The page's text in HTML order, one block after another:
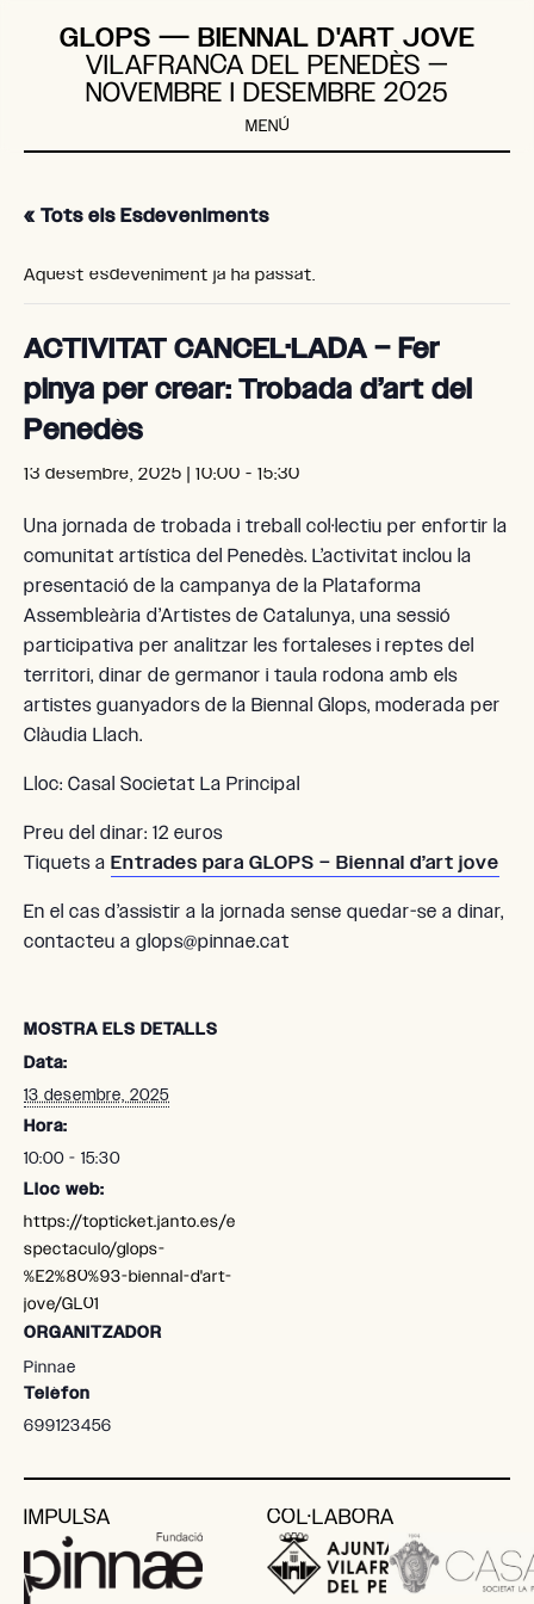
GLOPS ― BIENNAL D'ART JOVE
VILAFRANCA DEL PENEDÈS —
NOVEMBRE I DESEMBRE 2025
MENÚ
« Tots els Esdeveniments
Aquest esdeveniment ja ha passat.
ACTIVITAT CANCEL·LADA – Fer
pinya per crear: Trobada d’art del
Penedès
13 desembre, 2025 | 10:00 - 15:30
Una jornada de trobada i treball col·lectiu per enfortir la
comunitat artística del Penedès. L’activitat inclou la
presentació de la campanya de la Plataforma
Assembleària d’Artistes de Catalunya, una sessió
participativa per analitzar les fortaleses i reptes del
territori, dinar de germanor i taula rodona amb els
artistes guanyadors de la Biennal Glops, moderada per
Clàudia Llach.
Lloc: Casal Societat La Principal
Preu del dinar: 12 euros
Tiquets a Entrades para GLOPS – Biennal d’art jove
En el cas d’assistir a la jornada sense quedar-se a dinar,
contacteu a glops@pinnae.cat
MOSTRA ELS DETALLS
Data:
13 desembre, 2025
Hora:
10:00 - 15:30
Lloc web:
https://topticket.janto.es/e
spectaculo/glops-
%E2%80%93-biennal-d'art-
jove/GL01
ORGANITZADOR
Pinnae
Telèfon
699123456
IMPULSA COL·LABORA